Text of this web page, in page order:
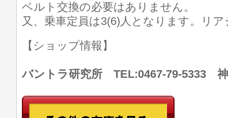
ベルト交換の必要はありません。
又、乗車定員は3(6)人となります。リ
【ショップ情報】
バントラ研究所 TEL:0467-79-5333 神